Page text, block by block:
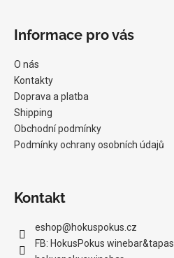
Informace pro vás
O nás
Kontakty
Doprava a platba
Shipping
Obchodní podmínky
Podmínky ochrany osobních údajů
Kontakt
eshop@hokuspokus.cz
FB: HokusPokus winebar&tapas